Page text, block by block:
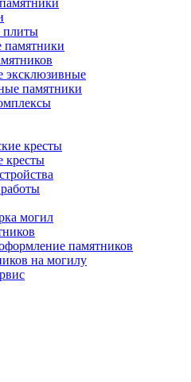
плиты
эксклюзивные
памятники
кресты
кресты
могил
памятников
на могилу